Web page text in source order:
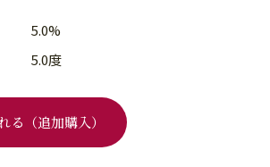
5.0%
5.0度
る（追加購入）